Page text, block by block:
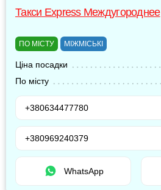
Такси Express Междугороднее
ПО МІСТУ МІЖМІСЬКІ
Ціна посадки
По місту
+380634477780
+380969240379
WhatsApp